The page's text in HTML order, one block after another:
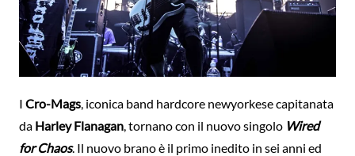
I Cro-Mags, iconica band hardcore newyorkese capitanata
da Harley Flanagan, tornano con il nuovo singolo Wired
for Chaos. Il nuovo brano è il primo inedito in sei anni ed